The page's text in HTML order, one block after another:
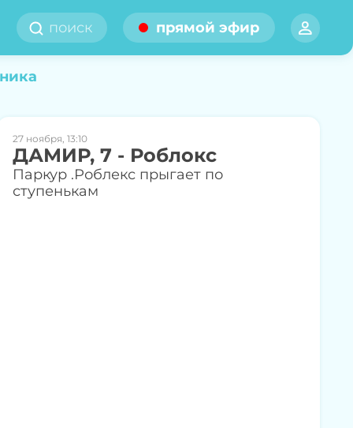
прямой эфир
27 ноября, 13:10
ДАМИР, 7 - Роблокс
Паркур .Роблекс прыгает по
ступенькам